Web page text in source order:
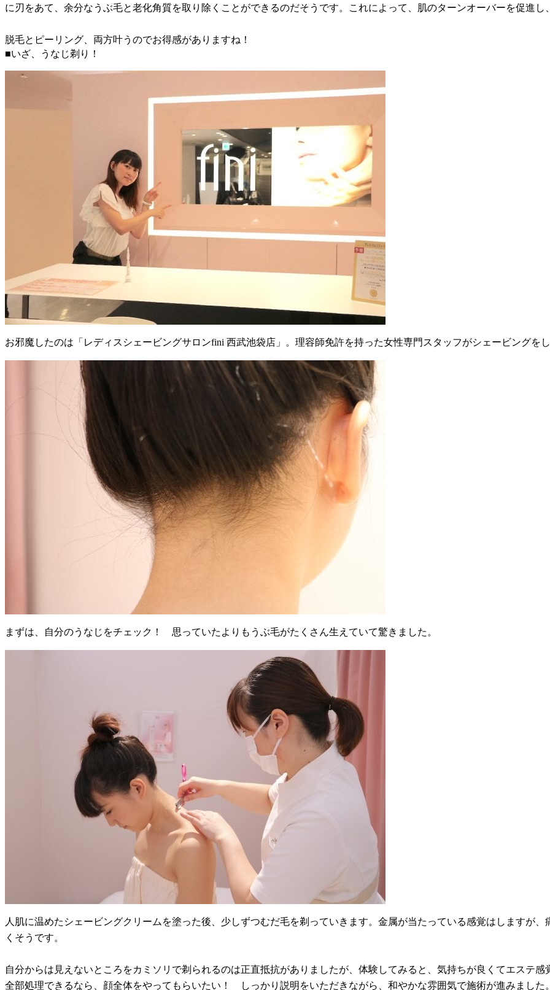
に刃をあて、余分なうぶ毛と老化角質を取り除くことができるのだそうです。これによって、肌のターンオーバーを促進し
脱毛とピーリング、両方叶うのでお得感がありますね！
■いざ、うなじ剃り！
お邪魔したのは「レディスシェービングサロンfini 西武池袋店」。理容師免許を持った女性専門スタッフがシェービングをし
まずは、自分のうなじをチェック！ 思っていたよりもうぶ毛がたくさん生えていて驚きました。
人肌に温めたシェービングクリームを塗った後、少しずつむだ毛を剃っていきます。金属が当たっている感覚はしますが
くそうです。
自分からは見えないところをカミソリで剃られるのは正直抵抗がありましたが、体験してみると、気持ちが良くてエステ
全部処理できるなら、顔全体をやってもらいたい！ しっかり説明をいただきながら、和やかな雰囲気で施術が進みました。